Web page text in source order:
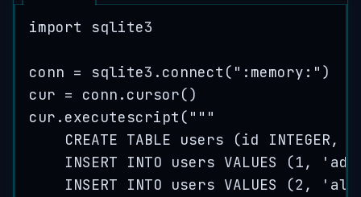
import sqlite3
conn = sqlite3. connect ( " :memory: " )
cur = conn. cursor()
cur. executescript ( """
CREATE TABLE users (id INTEGER,
INSERT INTO users VALUES (1,
INSERT INTO users VALUES (2,